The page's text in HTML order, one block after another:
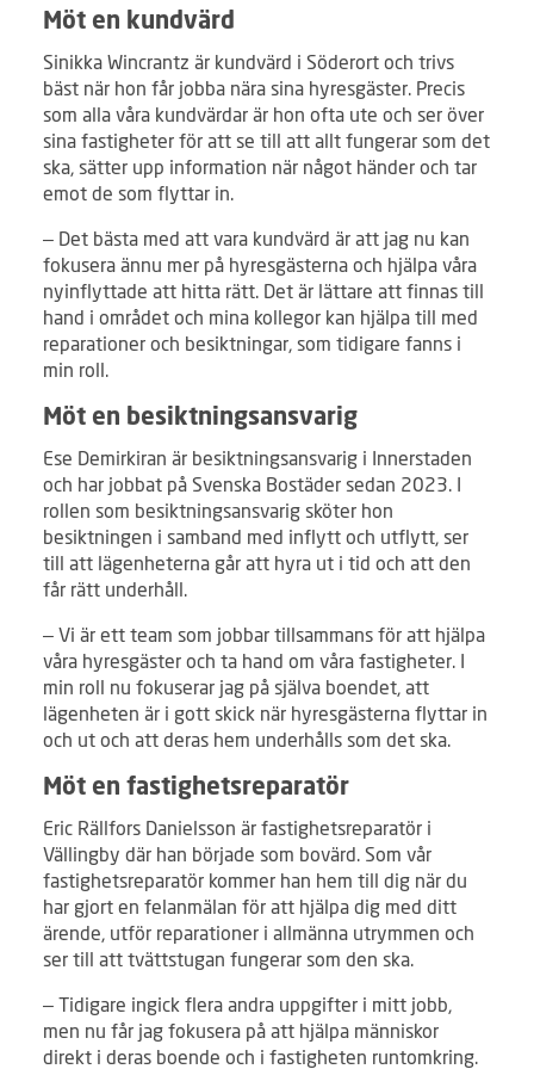
Möt en kundvärd
Sinikka Wincrantz är kundvärd i Söderort och trivs
bäst när hon får jobba nära sina hyresgäster. Precis
som alla våra kundvärdar är hon ofta ute och ser över
sina fastigheter för att se till att allt fungerar som det
ska, sätter upp information när något händer och tar
emot de som flyttar in.
– Det bästa med att vara kundvärd är att jag nu kan
fokusera ännu mer på hyresgästerna och hjälpa våra
nyinflyttade att hitta rätt. Det är lättare att finnas till
hand i området och mina kollegor kan hjälpa till med
reparationer och besiktningar, som tidigare fanns i
min roll.
Möt en besiktningsansvarig
Ese Demirkiran är besiktningsansvarig i Innerstaden
och har jobbat på Svenska Bostäder sedan 2023. I
rollen som besiktningsansvarig sköter hon
besiktningen i samband med inflytt och utflytt, ser
till att lägenheterna går att hyra ut i tid och att den
får rätt underhåll.
– Vi är ett team som jobbar tillsammans för att hjälpa
våra hyresgäster och ta hand om våra fastigheter. I
min roll nu fokuserar jag på själva boendet, att
lägenheten är i gott skick när hyresgästerna flyttar in
och ut och att deras hem underhålls som det ska.
Möt en fastighetsreparatör
Eric Rällfors Danielsson är fastighetsreparatör i
Vällingby där han började som bovärd. Som vår
fastighetsreparatör kommer han hem till dig när du
har gjort en felanmälan för att hjälpa dig med ditt
ärende, utför reparationer i allmänna utrymmen och
ser till att tvättstugan fungerar som den ska.
– Tidigare ingick flera andra uppgifter i mitt jobb,
men nu får jag fokusera på att hjälpa människor
direkt i deras boende och i fastigheten runtomkring.